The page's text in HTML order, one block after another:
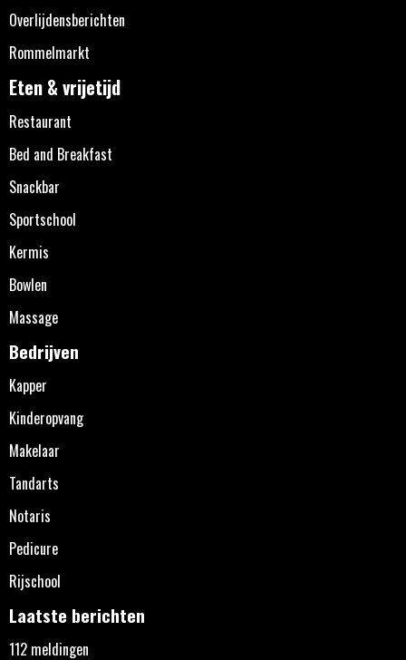
Overlijdensberichten
Rommelmarkt
Eten & vrijetijd
Restaurant
Bed and Breakfast
Snackbar
Sportschool
Kermis
Bowlen
Massage
Bedrijven
Kapper
Kinderopvang
Makelaar
Tandarts
Notaris
Pedicure
Rijschool
Laatste berichten
112 meldingen